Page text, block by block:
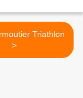
Triathlon
>